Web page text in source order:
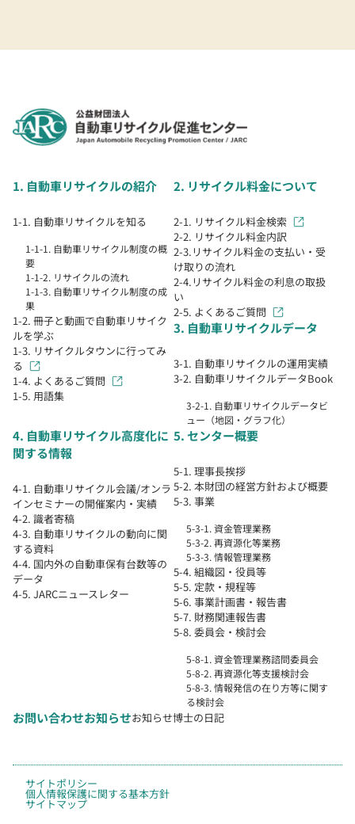
1. 自動車リサイクルの紹介
1-1. 自動車リサイクルを知る
1-1-1. 自動車リサイクル制度の概
要
1-1-2. リサイクルの流れ
1-1-3. 自動車リサイクル制度の成
果
1-2. 冊子と動画で自動車リサイク
ルを学ぶ
1-3. リサイクルタウンに行ってみ
る
1-4. よくあるご質問
1-5. 用語集
2. リサイクル料金について
2-1. リサイクル料金検索
2-2. リサイクル料金内訳
2-3.リサイクル料金の支払い・受
け取りの流れ
2-4.リサイクル料金の利息の取扱
い
2-5. よくあるご質問
3. 自動車リサイクルデータ
3-1. 自動車リサイクルの運用実績
3-2. 自動車リサイクルデータBook
3-2-1. 自動車リサイクルデータビ
ュー（地図・グラフ化）
4. 自動車リサイクル高度化に
関する情報
4-1. 自動車リサイクル会議/オンラ
インセミナーの開催案内・実績
4-2. 識者寄稿
4-3. 自動車リサイクルの動向に関
する資料
4-4. 国内外の自動車保有台数等の
データ
4-5. JARCニュースレター
5. センター概要
5-1. 理事長挨拶
5-2. 本財団の経営方針および概要
5-3. 事業
5-3-1. 資金管理業務
5-3-2. 再資源化等業務
5-3-3. 情報管理業務
5-4. 組織図・役員等
5-5. 定款・規程等
5-6. 事業計画書・報告書
5-7. 財務関連報告書
5-8. 委員会・検討会
5-8-1. 資金管理業務諮問委員会
5-8-2. 再資源化等支援検討会
5-8-3. 情報発信の在り方等に関す
る検討会
お問い合わせお知らせお知らせ博士の日記
サイトポリシー
個人情報保護に関する基本方針
サイトマップ